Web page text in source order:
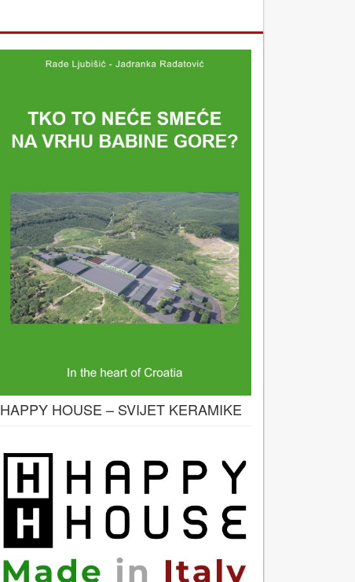
HAPPY HOUSE – SVIJET KERAMIKE